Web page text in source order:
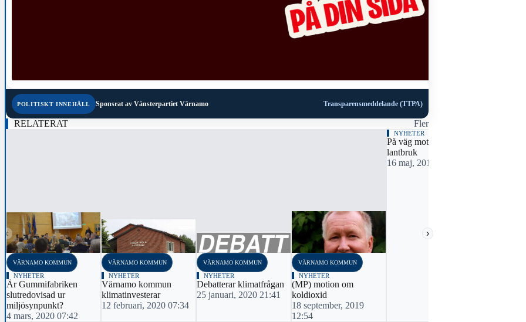
POLITISKT INNEHÅLL Sponsrat av Vänsterpartiet Värnamo Transparensmeddelande (TTPA)
RELATERAT Fler
‹ ›
VÄRNAMO KOMMUN
NYHETER
Är Gummifabriken
slutredovisad ur
miljösynpunkt?
4 mars, 2020 07:42
VÄRNAMO KOMMUN
NYHETER
Värnamo kommun
klimatinvesterar
12 februari, 2020 07:34
VÄRNAMO KOMMUN
NYHETER
Debatterar klimatfrågan
25 januari, 2020 21:41
VÄRNAMO KOMMUN
NYHETER
(MP) motion om
koldioxid
18 september, 2019
12:54
NYHETER
På väg mot ett fossilfritt
lantbruk
16 maj, 2017 15:36